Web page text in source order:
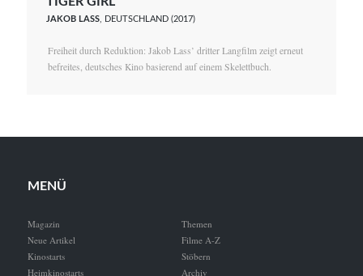
JAKOB LASS , DEUTSCHLAND (2017)
Freiheit durch Reduktion: Jakob Lass’ dritter Langfilm zeigt erneut
befreites, deutsches Kino basierend auf einem Skelettbuch.
MENÜ
Magazin
Neue Artikel
Kinostarts
Heimkinostarts
Themen
Filme A-Z
Stöbern
Archiv